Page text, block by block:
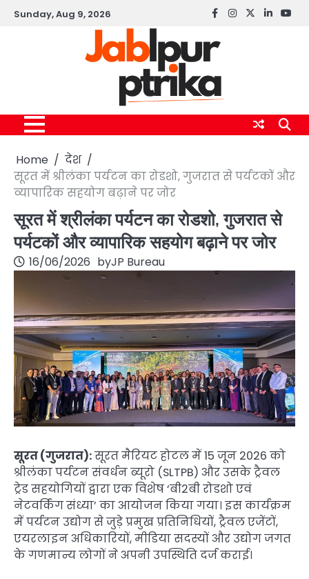
SkipSunday, Aug 9, 2026 Facebook
instagram
twitterlinkedin
Home
देश
सूरत में श्रीलंका पर्यटन का रोडशो, गुजरात से पर्यटकों और
व्यापारिक सहयोग बढ़ाने पर जोर
सूरत में श्रीलंका पर्यटन का रोडशो, गुजरात से
पर्यटकों और व्यापारिक सहयोग बढ़ाने पर जोर
16/06/2026 byJP Bureau
सूरत (गुजरात):सूरत मैरियट होटल में 15 जून 2026 को
श्रीलंका पर्यटन संवर्धन ब्यूरो (SLTPB) और उसके ट्रैवल
ट्रेड सहयोगियों द्वारा एक विशेष ‘बी2बी रोडशो एवं
नेटवर्किंग संध्या’ का आयोजन किया गया। इस कार्यक्रम
में पर्यटन उद्योग से जुड़े प्रमुख प्रतिनिधियों, ट्रैवल एजेंटों,
एयरलाइन अधिकारियों, मीडिया सदस्यों और उद्योग जगत
के गणमान्य लोगों ने अपनी उपस्थिति दर्ज कराई।